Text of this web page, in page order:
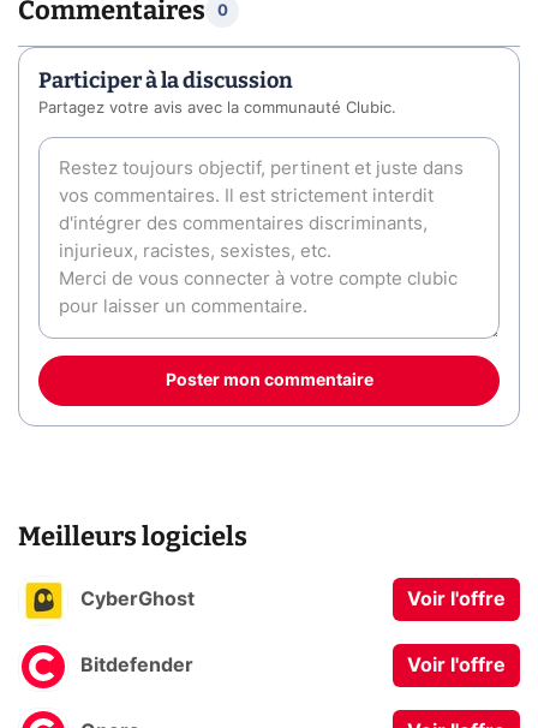
Commentaires 0
Participer à la discussion
Partagez votre avis avec la communauté Clubic.
Poster mon commentaire
Meilleurs logiciels
CyberGhost Voir l'offre
Bitdefender Voir l'offre